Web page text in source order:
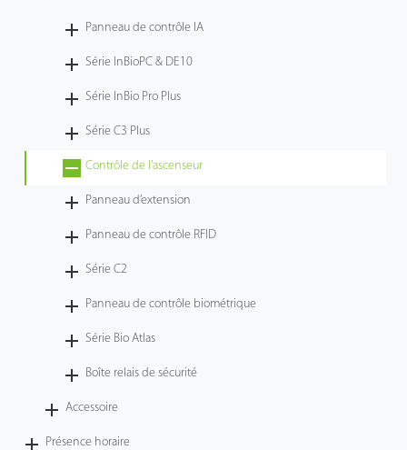
Panneau de contrôle IA
Série InBioPC & DE10
Série InBio Pro Plus
Série C3 Plus
Contrôle de l’ascenseur
Panneau d’extension
Panneau de contrôle RFID
Série C2
Panneau de contrôle biométrique
Série Bio Atlas
Boîte relais de sécurité
Accessoire
Présence horaire